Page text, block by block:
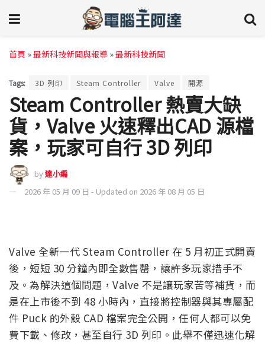
首頁 »最新科技新聞與報導 »最新科技新聞
Tags: 3D 列印 Steam Controller Valve 開源
Steam Controller 熱賣大缺
貨，Valve 火速釋出CAD 源檔
案，玩家可自行 3D 列印
by達小編
2026 年 05 月 09 日 - Updated on 2026 年 08 月 05 日
Valve 全新一代 Steam Controller 在 5 月初正式開賣
後，短短 30 分鐘內即全數售罄，讓許多玩家措手不
及。為解決這個問題，Valve 不是讓玩家苦等補貨，而
是在上市後不到 48 小時內，直接將控制器與其專屬配
件 Puck 的外殼 CAD 檔案完全公開，任何人都可以免
費下載、修改，甚至自行 3D 列印。此舉不僅迅速化解